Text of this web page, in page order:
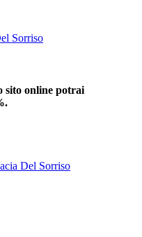
Sorriso
sito online potrai
Del Sorriso